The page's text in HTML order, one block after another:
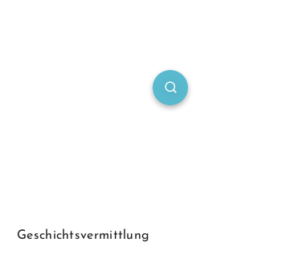
Geschichtsvermittlung